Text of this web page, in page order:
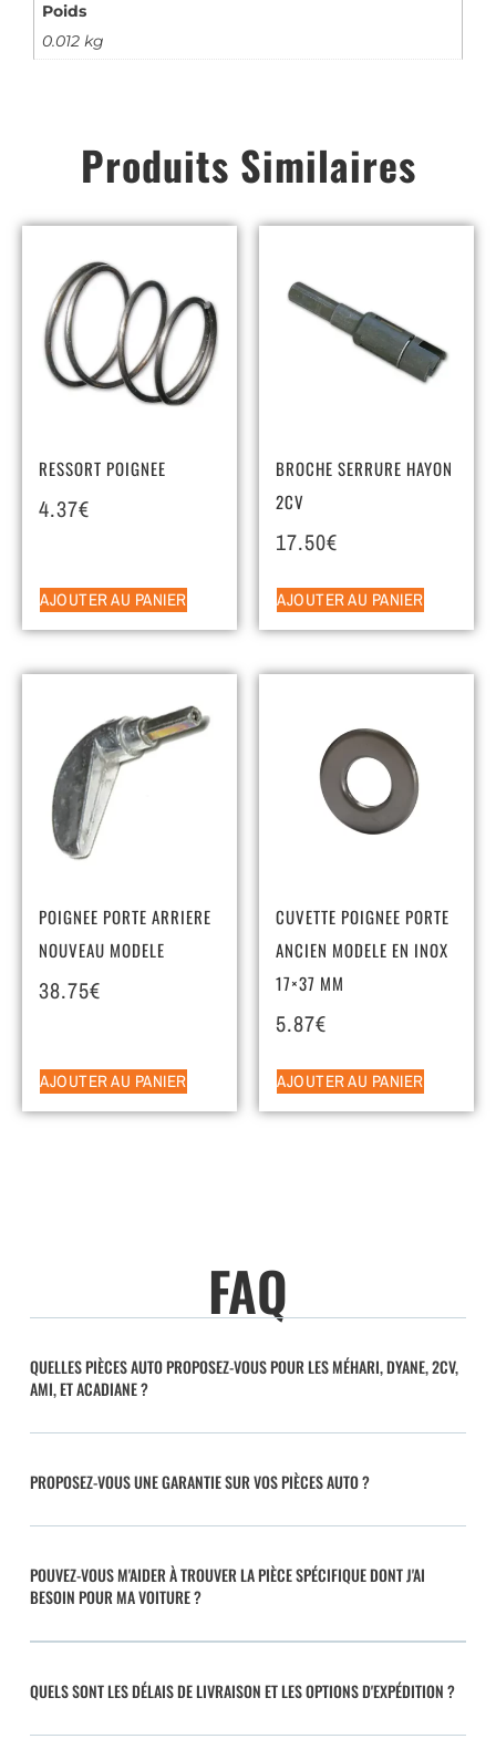
Poids
0.012 kg
Produits Similaires
RESSORT POIGNEE
4.37€
AJOUTER AU PANIER
BROCHE SERRURE HAYON
2CV
17.50€
AJOUTER AU PANIER
POIGNEE PORTE ARRIERE
NOUVEAU MODELE
38.75€
AJOUTER AU PANIER
CUVETTE POIGNEE PORTE
ANCIEN MODELE EN INOX
17×37 MM
5.87€
AJOUTER AU PANIER
FAQ
QUELLES PIÈCES AUTO PROPOSEZ-VOUS POUR LES MÉHARI, DYANE, 2CV,
AMI, ET ACADIANE ?
PROPOSEZ-VOUS UNE GARANTIE SUR VOS PIÈCES AUTO ?
POUVEZ-VOUS M'AIDER À TROUVER LA PIÈCE SPÉCIFIQUE DONT J'AI
BESOIN POUR MA VOITURE ?
QUELS SONT LES DÉLAIS DE LIVRAISON ET LES OPTIONS D'EXPÉDITION ?